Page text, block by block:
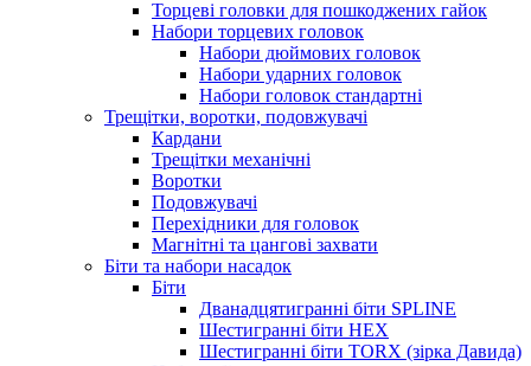
Торцеві головки для пошкоджених гайок
Набори торцевих головок
Набори дюймових головок
Набори ударних головок
Набори головок стандартні
Трещітки, воротки, подовжувачі
Кардани
Трещітки механічні
Воротки
Подовжувачі
Перехідники для головок
Магнітні та цангові захвати
Біти та набори насадок
Біти
Дванадцятигранні біти SPLINE
Шестигранні біти HEX
Шестигранні біти TORX (зірка Давида)